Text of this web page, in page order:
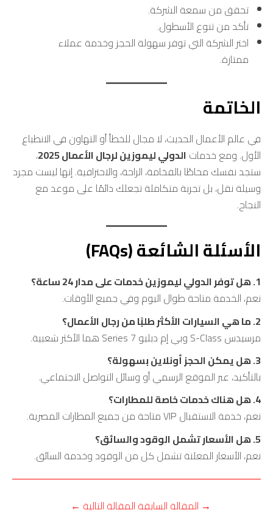
تحقق من سمعة الشركة.
تأكد من تنوع الأسطول.
اختر الشركة التي توفر سهولة الحجز وخدمة عملاء
ممتازة.
الخاتمة
في عالم الأعمال الحديث، لا مجال للخطأ أو التهاون في الانطباع
الأول. ومع خدمات الدولي ليموزين لرجال الأعمال 2025
،
ستجد نفسك محاطًا بالفخامة، الراحة، والاحترافية. إنها ليست مجرد
وسيلة نقل، بل تجربة متكاملة تجعلك دائمًا على موعد مع
النجاح.
الأسئلة الشائعة (FAQs)
1. هل توفر الدولي ليموزين خدمات على مدار 24 ساعة؟
نعم، الخدمة متاحة طوال اليوم وفي جميع الأوقات.
2. ما هي السيارات الأكثر طلبًا من رجال الأعمال؟
مرسيدس S-Class وبي إم دبليو 7 Series هما الأكثر شعبية.
3. هل يمكن الحجز أونلاين بسهولة؟
بالتأكيد، عبر الموقع الرسمي أو وسائل التواصل الاجتماعي.
4. هل هناك خدمات خاصة للمطارات؟
نعم، خدمة الاستقبال VIP متاحة من جميع المطارات المصرية.
5. هل الأسعار تشمل الوقود والسائق؟
نعم، الأسعار المعلنة تشمل كل من الوقود وخدمة السائق.
→ المقالة السابقة المقالة التالية ←